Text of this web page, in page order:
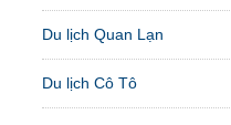
Du lịch Quan Lạn
Du lịch Cô Tô